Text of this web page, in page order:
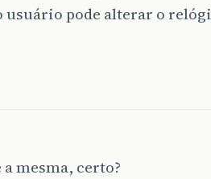
usuário pode alterar o
a mesma, certo?